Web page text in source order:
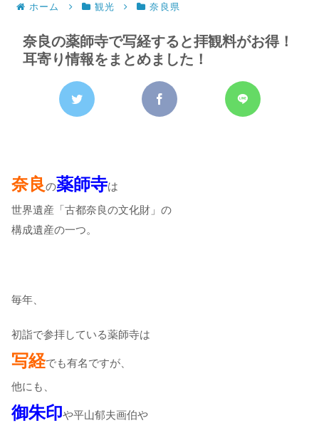
ホーム 観光 奈良県
奈良の薬師寺で写経すると拝観料がお得！
耳寄り情報をまとめました！
奈良の薬師寺は
世界遺産「古都奈良の文化財」の
構成遺産の一つ。
毎年、
初詣で参拝している薬師寺は
写経でも有名ですが、
他にも、
御朱印や平山郁夫画伯や